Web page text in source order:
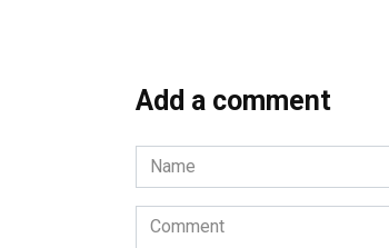
Add a comment
Name
*
Comment